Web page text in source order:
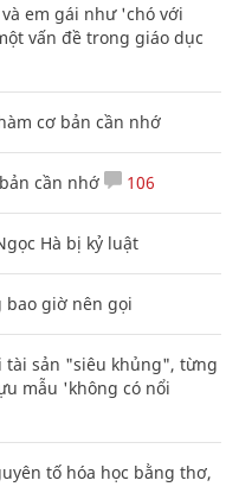
em gái như 'chó với
vấn đề trong giáo dục
cơ bản cần nhớ
cần nhớ 106
Hà bị kỷ luật
bao giờ nên gọi
tài sản "siêu khủng", từng
mẫu 'không có nổi
tố hóa học bằng thơ,